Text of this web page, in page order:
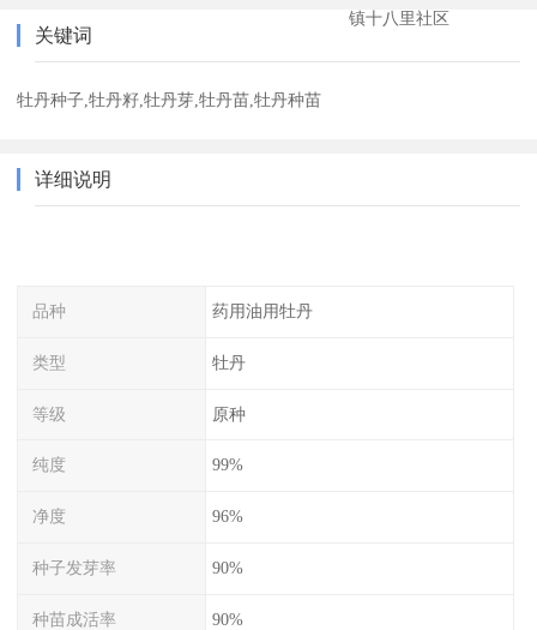
镇十八里社区
关键词
牡丹种子,牡丹籽,牡丹芽,牡丹苗,牡丹种苗
详细说明
品种 药用油用牡丹
类型 牡丹
等级 原种
纯度 99%
净度 96%
种子发芽率 90%
种苗成活率 90%